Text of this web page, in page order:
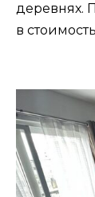
деревнях.
в